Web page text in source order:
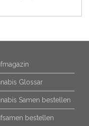
Glossar
Samen bestellen
bestellen